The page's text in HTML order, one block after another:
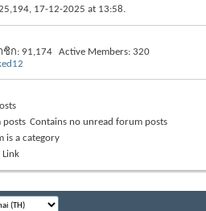
17-12-2025 at 13:58.
ชิก 91,174 Active Members 320
Contains no unread forum posts
is a category
Link